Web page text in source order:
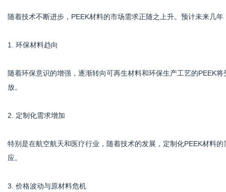
随着技术不断进步，PEEK材料的市场需求正随之上升。预计未来几
1. 环保材料趋向
随着环保意识的增强，逐渐转向可再生材料和环保生产工艺的PEEK
放。
2. 定制化需求增加
特别是在航空航天和医疗行业，随着技术的发展，定制化PEEK材料
应。
3. 价格波动与原材料危机